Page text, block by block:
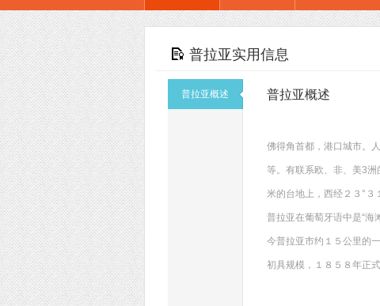
普拉亚实用信息
普拉亚概述 普拉亚概述
佛得角首都，港口城市。
等。有联系欧、非、美3
米的台地上，西经２３°３
普拉亚在葡萄牙语中是“海
今普拉亚市约１５公里的
初具规模，１８５８年正